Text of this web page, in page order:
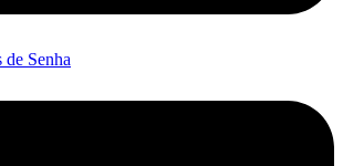
de Senha